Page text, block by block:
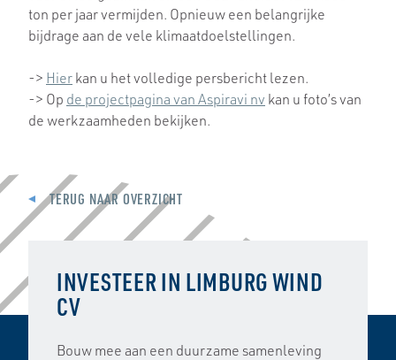
ton per jaar vermijden. Opnieuw een belangrijke
bijdrage aan de vele klimaatdoelstellingen.
-> Hierkan u het volledige persbericht lezen.
-> Op de projectpagina van Aspiravi nv kan u foto’s van
de werkzaamheden bekijken.
TERUG NAAR OVERZICHT
INVESTEER IN LIMBURG WIND
CV
Bouw mee aan een duurzame samenleving